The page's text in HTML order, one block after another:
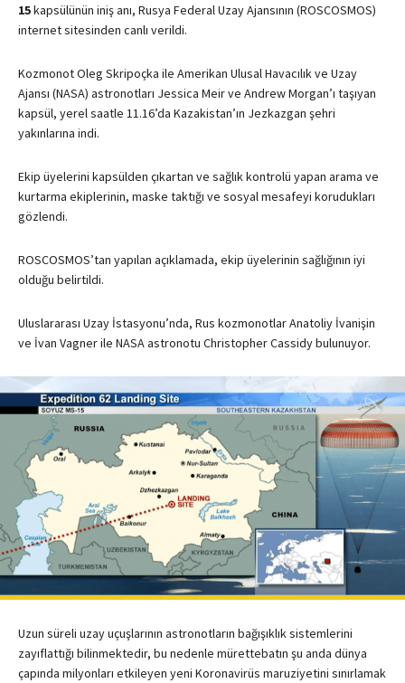
15kapsülünün iniş anı, Rusya Federal Uzay Ajansının (ROSCOSMOS)
internet sitesinden canlı verildi.
Kozmonot Oleg Skripoçka ile Amerikan Ulusal Havacılık ve Uzay
Ajansı (NASA) astronotları Jessica Meir ve Andrew Morgan’ı taşıyan
kapsül, yerel saatle 11.16’da Kazakistan’ın Jezkazgan şehri
yakınlarına indi.
Ekip üyelerini kapsülden çıkartan ve sağlık kontrolü yapan arama ve
kurtarma ekiplerinin, maske taktığı ve sosyal mesafeyi korudukları
gözlendi.
ROSCOSMOS’tan yapılan açıklamada, ekip üyelerinin sağlığının iyi
olduğu belirtildi.
Uluslararası Uzay İstasyonu’nda, Rus kozmonotlar Anatoliy İvanişin
ve İvan Vagner ile NASA astronotu Christopher Cassidy bulunuyor.
Uzun süreli uzay uçuşlarının astronotların bağışıklık sistemlerini
zayıflattığı bilinmektedir, bu nedenle mürettebatın şu anda dünya
çapında milyonları etkileyen yeni Koronavirüs maruziyetini sınırlamak